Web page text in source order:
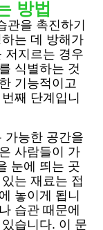
방법
을 촉진하기
는 데 방해가
저지르는 경우
식별하는 것
기능적이고
째 단계입니
가능한 공간을
사람들이 가
눈에 띄는 곳
는 재료는 접
놓이게 됩니
습관 때문에
습니다. 이 문